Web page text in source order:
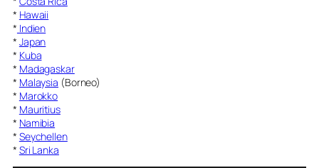
* Hawaii
* Indien
* Japan
* Kuba
* Madagaskar
* Malaysia (Borneo)
* Marokko
* Mauritius
* Namibia
* Seychellen
* Sri Lanka